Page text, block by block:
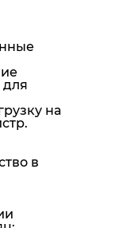
на
в